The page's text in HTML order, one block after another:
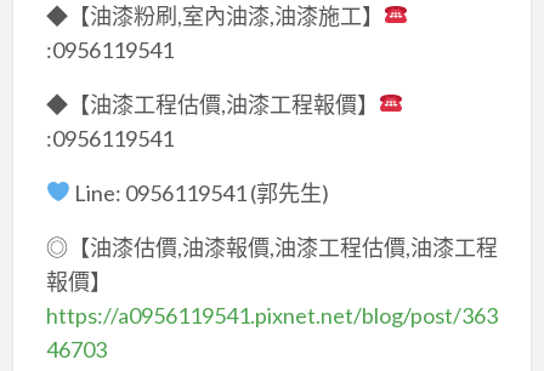
◆【油漆粉刷,室內油漆,油漆施工】
:0956119541
◆【油漆工程估價,油漆工程報價】
:0956119541
Line: 0956119541 (郭先生)
◎【油漆估價,油漆報價,油漆工程估價,油漆工程
報價】
https://a0956119541.pixnet.net/blog/post/363
46703